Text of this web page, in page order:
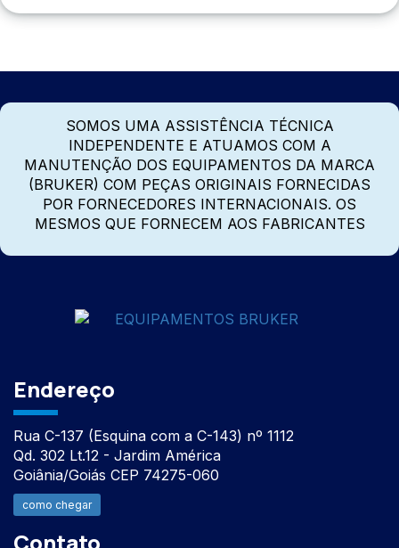
SOMOS UMA ASSISTÊNCIA TÉCNICA
INDEPENDENTE E ATUAMOS COM A
MANUTENÇÃO DOS EQUIPAMENTOS DA MARCA
(BRUKER) COM PEÇAS ORIGINAIS FORNECIDAS
POR FORNECEDORES INTERNACIONAIS. OS
MESMOS QUE FORNECEM AOS FABRICANTES
Endereço
Rua C-137 (Esquina com a C-143) nº 1112
Qd. 302 Lt.12 - Jardim América
Goiânia/Goiás CEP 74275-060
como chegar